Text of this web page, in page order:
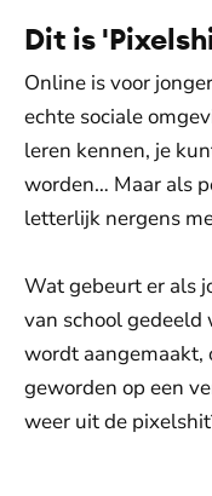
Dit is
Online is voor
echte sociale
leren kennen, je
worden… Maar als
letterlijk nergens
Wat gebeurt er als
van school gedeeld
wordt aangemaakt,
geworden op een
weer uit de